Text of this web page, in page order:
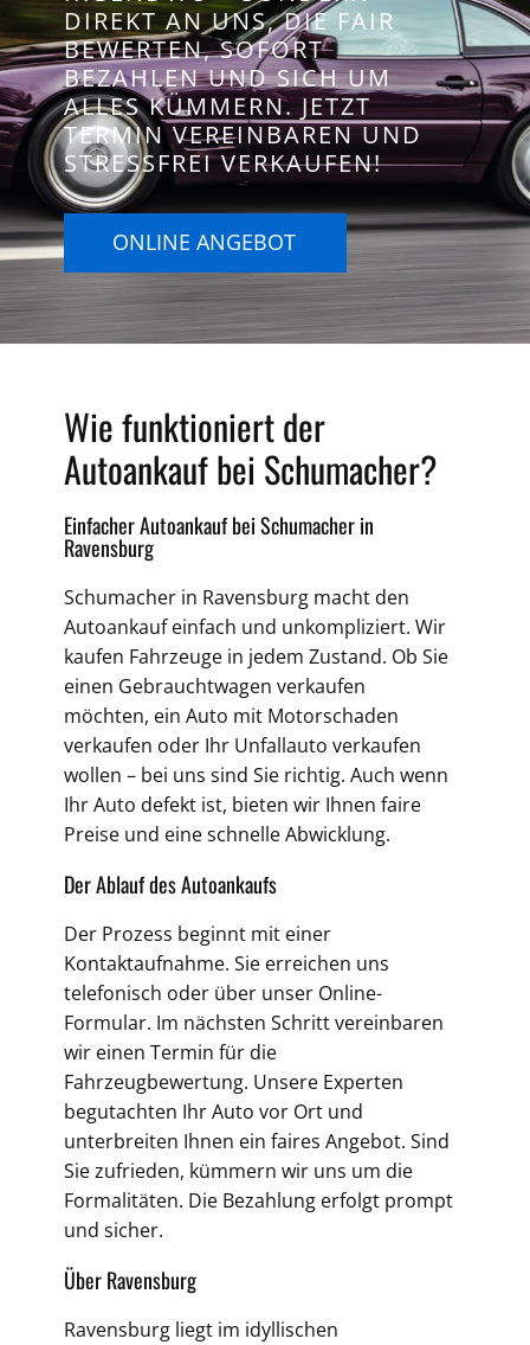
DIREKT AN UNS, DIE FAIR
BEWERTEN, SOFORT
BEZAHLEN UND SICH UM
ALLES KÜMMERN. JETZT
TERMIN VEREINBAREN UND
STRESSFREI VERKAUFEN!
ONLINE ANGEBOT
Wie funktioniert der
Autoankauf bei Schumacher?
Einfacher Autoankauf bei Schumacher in
Ravensburg
Schumacher in Ravensburg macht den
Autoankauf einfach und unkompliziert. Wir
kaufen Fahrzeuge in jedem Zustand. Ob Sie
einen Gebrauchtwagen verkaufen
möchten, ein Auto mit Motorschaden
verkaufen oder Ihr Unfallauto verkaufen
wollen – bei uns sind Sie richtig. Auch wenn
Ihr Auto defekt ist, bieten wir Ihnen faire
Preise und eine schnelle Abwicklung.
Der Ablauf des Autoankaufs
Der Prozess beginnt mit einer
Kontaktaufnahme. Sie erreichen uns
telefonisch oder über unser Online-
Formular. Im nächsten Schritt vereinbaren
wir einen Termin für die
Fahrzeugbewertung. Unsere Experten
begutachten Ihr Auto vor Ort und
unterbreiten Ihnen ein faires Angebot. Sind
Sie zufrieden, kümmern wir uns um die
Formalitäten. Die Bezahlung erfolgt prompt
und sicher.
Über Ravensburg
Ravensburg liegt im idyllischen